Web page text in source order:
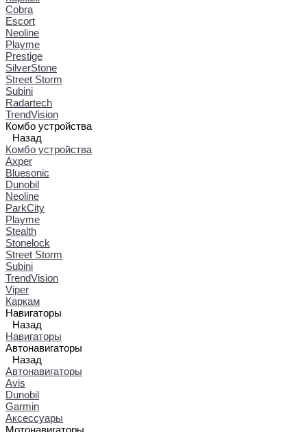
Cobra
Escort
Neoline
Playme
Prestige
SilverStone
Street Storm
Subini
Radartech
TrendVision
Комбо устройства
Назад
Комбо устройства
Axper
Bluesonic
Dunobil
Neoline
ParkCity
Playme
Stealth
Stonelock
Street Storm
Subini
TrendVision
Viper
Каркам
Навигаторы
Назад
Навигаторы
Автонавигаторы
Назад
Автонавигаторы
Avis
Dunobil
Garmin
Аксессуары
Мотонавигаторы